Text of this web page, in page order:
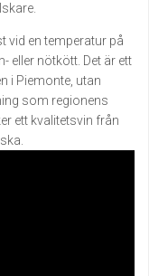
vid en temperatur på
eller nötkött. Det är ett
i Piemonte, utan
som regionens
ett kvalitetsvin från